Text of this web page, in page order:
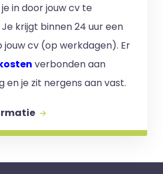
in door jouw cv te
krijgt binnen 24 uur een
jouw cv (op werkdagen). Er
verbonden aan
en je zit nergens aan vast.